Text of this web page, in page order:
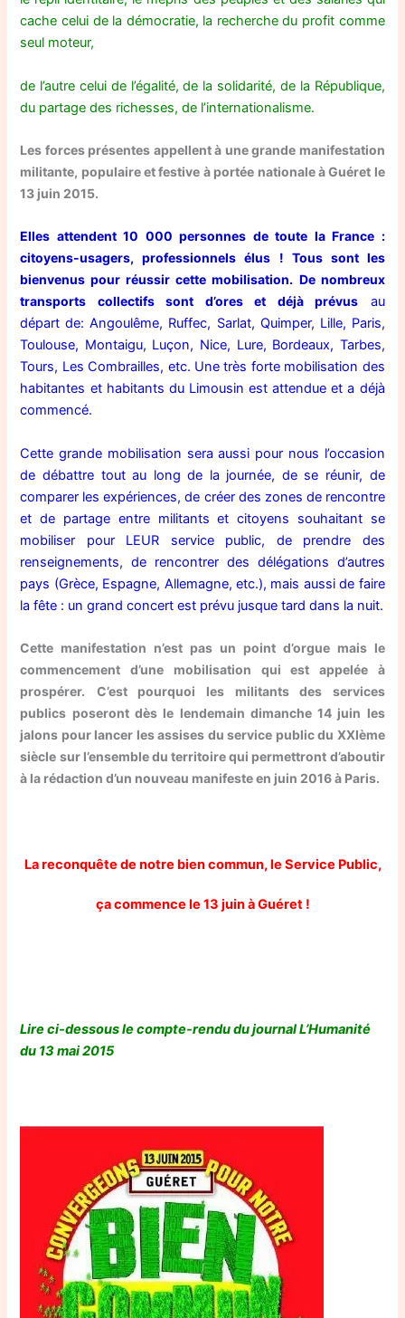
cache celui de la démocratie, la recherche du profit comme
seul moteur,
de l’autre celui de l’égalité, de la solidarité, de la République,
du partage des richesses, de l’internationalisme.
Les forces présentes appellent à une grande manifestation
militante, populaire et festive à portée nationale à Guéret le
13 juin 2015.
Elles attendent 10 000 personnes de toute la France :
citoyens-usagers, professionnels élus ! Tous sont les
bienvenus pour réussir cette mobilisation. De nombreux
transports collectifs sont d’ores et déjà prévus au
départ de: Angoulême, Ruffec, Sarlat, Quimper, Lille, Paris,
Toulouse, Montaigu, Luçon, Nice, Lure, Bordeaux, Tarbes,
Tours, Les Combrailles, etc. Une très forte mobilisation des
habitantes et habitants du Limousin est attendue et a déjà
commencé.
Cette grande mobilisation sera aussi pour nous l’occasion
de débattre tout au long de la journée, de se réunir, de
comparer les expériences, de créer des zones de rencontre
et de partage entre militants et citoyens souhaitant se
mobiliser pour LEUR service public, de prendre des
renseignements, de rencontrer des délégations d’autres
pays (Grèce, Espagne, Allemagne, etc.), mais aussi de faire
la fête : un grand concert est prévu jusque tard dans la nuit.
Cette manifestation n’est pas un point d’orgue mais le
commencement d’une mobilisation qui est appelée à
prospérer.
C’est pourquoi les militants des services
publics poseront dès le lendemain dimanche 14 juin les
jalons pour lancer les assises du service public du XXIème
siècle sur l’ensemble du territoire qui permettront d’aboutir
à la rédaction d’un nouveau manifeste en juin 2016 à Paris.
La reconquête de notre bien commun, le Service Public,
ça commence le 13 juin à Guéret !
Lire ci-dessous le compte-rendu du journal L’Humanité
du 13 mai 2015